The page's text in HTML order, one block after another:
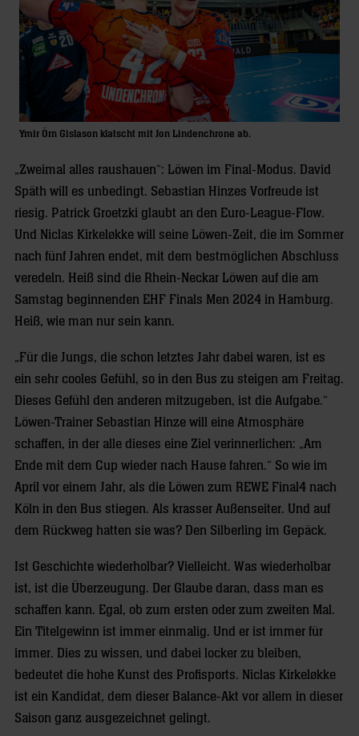
Ymir Örn Gislason klatscht mit Jon Lindenchrone ab.
„Zweimal alles raushauen“: Löwen im Final-Modus. David
Späth will es unbedingt. Sebastian Hinzes Vorfreude ist
riesig. Patrick Groetzki glaubt an den Euro-League-Flow.
Und Niclas Kirkeløkke will seine Löwen-Zeit, die im Sommer
nach fünf Jahren endet, mit dem bestmöglichen Abschluss
veredeln. Heiß sind die Rhein-Neckar Löwen auf die am
Samstag beginnenden EHF Finals Men 2024 in Hamburg.
Heiß, wie man nur sein kann.
„Für die Jungs, die schon letztes Jahr dabei waren, ist es
ein sehr cooles Gefühl, so in den Bus zu steigen am Freitag.
Dieses Gefühl den anderen mitzugeben, ist die Aufgabe.“
Löwen-Trainer Sebastian Hinze will eine Atmosphäre
schaffen, in der alle dieses eine Ziel verinnerlichen: „Am
Ende mit dem Cup wieder nach Hause fahren.“ So wie im
April vor einem Jahr, als die Löwen zum REWE Final4 nach
Köln in den Bus stiegen. Als krasser Außenseiter. Und auf
dem Rückweg hatten sie was? Den Silberling im Gepäck.
Ist Geschichte wiederholbar? Vielleicht. Was wiederholbar
ist, ist die Überzeugung. Der Glaube daran, dass man es
schaffen kann. Egal, ob zum ersten oder zum zweiten Mal.
Ein Titelgewinn ist immer einmalig. Und er ist immer für
immer. Dies zu wissen, und dabei locker zu bleiben,
bedeutet die hohe Kunst des Profisports. Niclas Kirkeløkke
ist ein Kandidat, dem dieser Balance-Akt vor allem in dieser
Saison ganz ausgezeichnet gelingt.